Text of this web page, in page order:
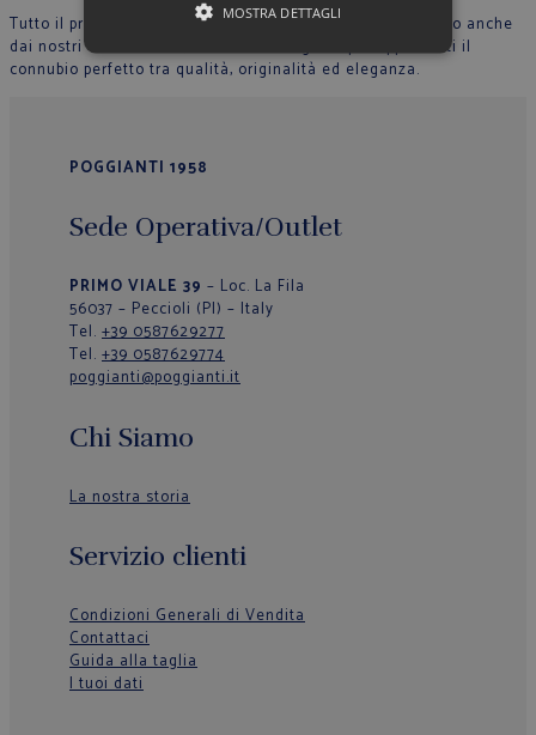
Tutto il processo di lavorazione sartoriale è supervisionato anche
dai nostri collaboratori, in modo che ogni capo rappresenti il
connubio perfetto tra qualità, originalità ed eleganza.
POGGIANTI 1958
Sede Operativa/Outlet
PRIMO VIALE 39 – Loc. La Fila
56037 – Peccioli (PI) – Italy
Tel. +39 0587629277
Tel. +39 0587629774
poggianti@poggianti.it
Chi Siamo
La nostra storia
Servizio clienti
Condizioni Generali di Vendita
Contattaci
Guida alla taglia
I tuoi dati
MOSTRA DETTAGLI